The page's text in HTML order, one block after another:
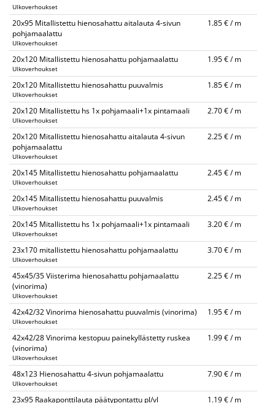
Ulkoverhoukset
20x95 Mitallistettu hienosahattu aitalauta 4-sivun
pohjamaalattu
Ulkoverhoukset
1.85 € / m
20x120 Mitallistettu hienosahattu pohjamaalattu
Ulkoverhoukset
1.95 € / m
20x120 Mitallistettu hienosahattu puuvalmis
Ulkoverhoukset
1.85 € / m
20x120 Mitallistettu hs 1x pohjamaali+1x pintamaali
Ulkoverhoukset
2.70 € / m
20x120 Mitallistettu hienosahattu aitalauta 4-sivun
pohjamaalattu
Ulkoverhoukset
2.25 € / m
20x145 Mitallistettu hienosahattu pohjamaalattu
Ulkoverhoukset
2.45 € / m
20x145 Mitallistettu hienosahattu puuvalmis
Ulkoverhoukset
2.45 € / m
20x145 Mitallistettu hs 1x pohjamaali+1x pintamaali
Ulkoverhoukset
3.20 € / m
23x170 mitallistettu hienosahattu pohjamaalattu
Ulkoverhoukset
3.70 € / m
45x45/35 Viisterima hienosahattu pohjamaalattu
(vinorima)
Ulkoverhoukset
2.25 € / m
42x42/32 Vinorima hienosahattu puuvalmis (vinorima)
Ulkoverhoukset
1.95 € / m
42x42/28 Vinorima kestopuu painekyllästetty ruskea
(vinorima)
Ulkoverhoukset
1.99 € / m
48x123 Hienosahattu 4-sivun pohjamaalattu
Ulkoverhoukset
7.90 € / m
23x95 Raakaponttilauta päätypontattu pl/vl 1.19 € / m